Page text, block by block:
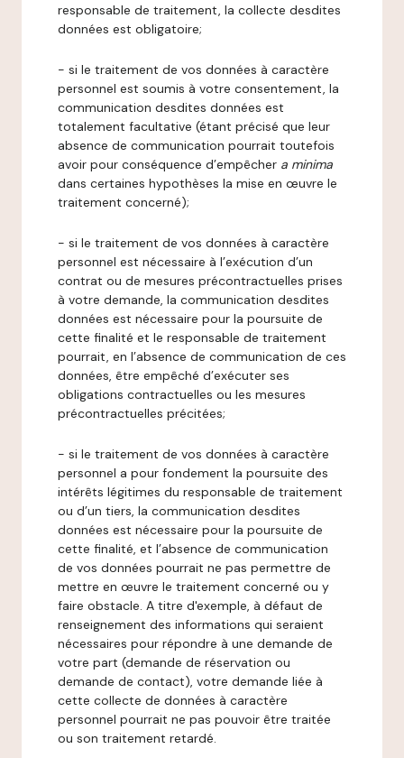
responsable de traitement, la collecte desdites
données est obligatoire;
- si le traitement de vos données à caractère
personnel est soumis à votre consentement, la
communication desdites données est
totalement facultative (étant précisé que leur
absence de communication pourrait toutefois
avoir pour conséquence d’empêcher a minima
dans certaines hypothèses la mise en œuvre le
traitement concerné);
- si le traitement de vos données à caractère
personnel est nécessaire à l’exécution d’un
contrat ou de mesures précontractuelles prises
à votre demande, la communication desdites
données est nécessaire pour la poursuite de
cette finalité et le responsable de traitement
pourrait, en l’absence de communication de ces
données, être empêché d’exécuter ses
obligations contractuelles ou les mesures
précontractuelles précitées;
- si le traitement de vos données à caractère
personnel a pour fondement la poursuite des
intérêts légitimes du responsable de traitement
ou d’un tiers, la communication desdites
données est nécessaire pour la poursuite de
cette finalité, et l’absence de communication
de vos données pourrait ne pas permettre de
mettre en œuvre le traitement concerné ou y
faire obstacle. A titre d'exemple, à défaut de
renseignement des informations qui seraient
nécessaires pour répondre à une demande de
votre part (demande de réservation ou
demande de contact), votre demande liée à
cette collecte de données à caractère
personnel pourrait ne pas pouvoir être traitée
ou son traitement retardé.